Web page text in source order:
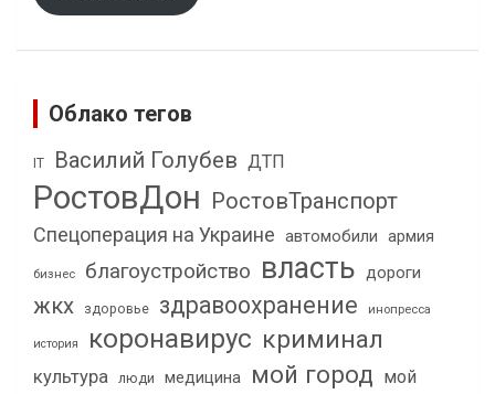
Облако тегов
IT Василий Голубев ДТП
РостовДон РостовТранспорт
Спецоперация на Украине автомобили армия
бизнес благоустройство власть дороги
жкх здоровье здравоохранение инопресса
история коронавирус криминал
культура люди медицина мой город мой